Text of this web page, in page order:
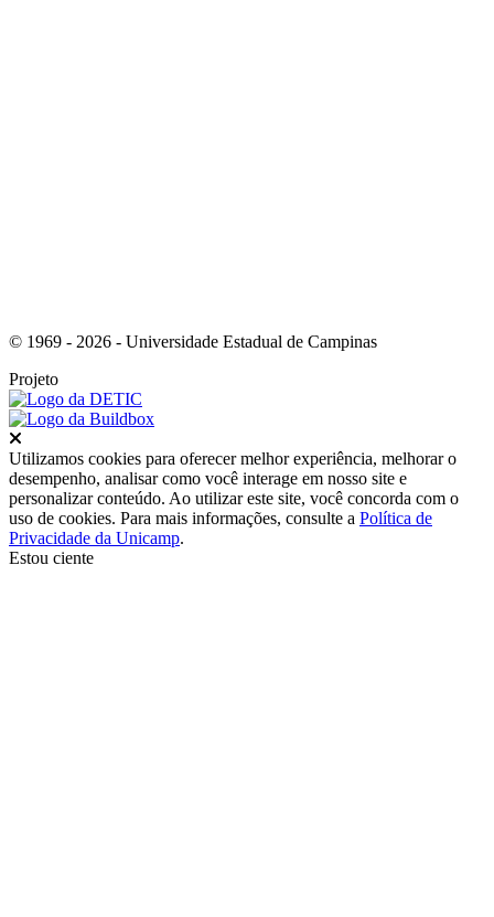
© 1969 - 2026 - Universidade Estadual de Campinas
Projeto
Utilizamos cookies para oferecer melhor experiência, melhorar o
desempenho, analisar como você interage em nosso site e
personalizar conteúdo. Ao utilizar este site, você concorda com o
uso de cookies. Para mais informações, consulte a Política de
Privacidade da Unicamp.
Estou ciente